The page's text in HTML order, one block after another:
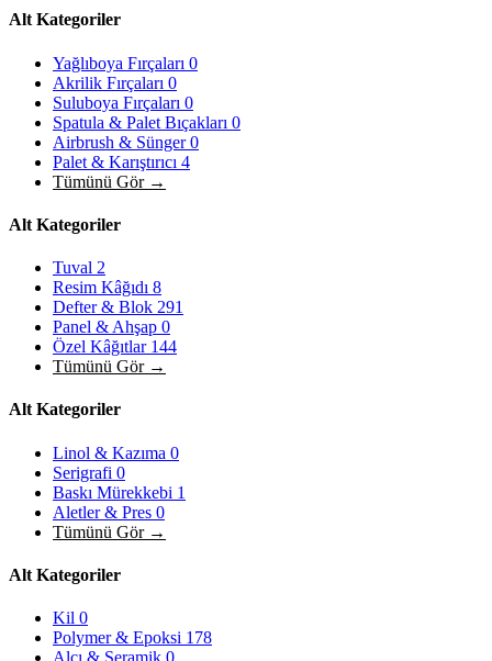
Alt Kategoriler
Yağlıboya Fırçaları 0
Akrilik Fırçaları 0
Suluboya Fırçaları 0
Spatula & Palet Bıçakları 0
Airbrush & Sünger0
Palet & Karıştırıcı 4
Tümünü Gör →
Alt Kategoriler
Tuval 2
Resim Kâğıdı 8
Defter & Blok 291
Panel & Ahşap 0
Özel Kâğıtlar 144
Tümünü Gör →
Alt Kategoriler
Linol & Kazıma 0
Serigrafi 0
Baskı Mürekkebi 1
Aletler & Pres 0
Tümünü Gör →
Alt Kategoriler
Kil 0
Polymer & Epoksi 178